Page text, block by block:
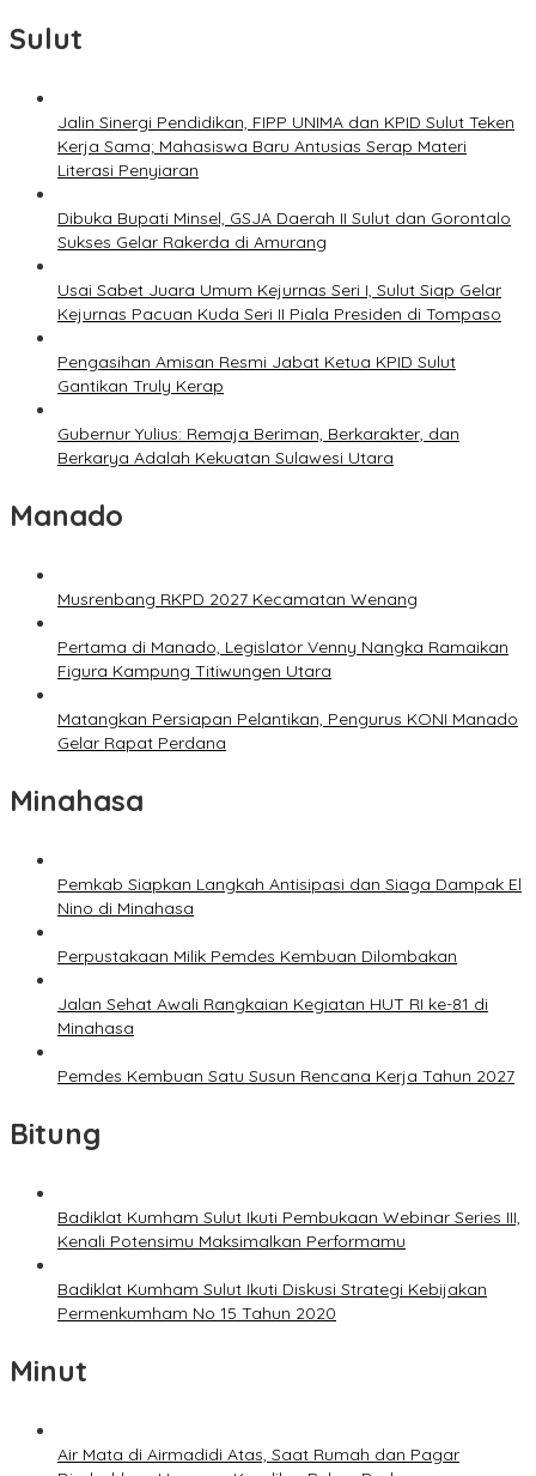
Sulut
Jalin Sinergi Pendidikan, FIPP UNIMA dan KPID Sulut Teken
Kerja Sama; Mahasiswa Baru Antusias Serap Materi
Literasi Penyiaran
Dibuka Bupati Minsel, GSJA Daerah II Sulut dan Gorontalo
Sukses Gelar Rakerda di Amurang
Usai Sabet Juara Umum Kejurnas Seri I, Sulut Siap Gelar
Kejurnas Pacuan Kuda Seri II Piala Presiden di Tompaso
Pengasihan Amisan Resmi Jabat Ketua KPID Sulut
Gantikan Truly Kerap
Gubernur Yulius: Remaja Beriman, Berkarakter, dan
Berkarya Adalah Kekuatan Sulawesi Utara
Manado
Musrenbang RKPD 2027 Kecamatan Wenang
Pertama di Manado, Legislator Venny Nangka Ramaikan
Figura Kampung Titiwungen Utara
Matangkan Persiapan Pelantikan, Pengurus KONI Manado
Gelar Rapat Perdana
Minahasa
Pemkab Siapkan Langkah Antisipasi dan Siaga Dampak El
Nino di Minahasa
Perpustakaan Milik Pemdes Kembuan Dilombakan
Jalan Sehat Awali Rangkaian Kegiatan HUT RI ke-81 di
Minahasa
Pemdes Kembuan Satu Susun Rencana Kerja Tahun 2027
Bitung
Badiklat Kumham Sulut Ikuti Pembukaan Webinar Series III,
Kenali Potensimu Maksimalkan Performamu
Badiklat Kumham Sulut Ikuti Diskusi Strategi Kebijakan
Permenkumham No 15 Tahun 2020
Minut
Air Mata di Airmadidi Atas, Saat Rumah dan Pagar